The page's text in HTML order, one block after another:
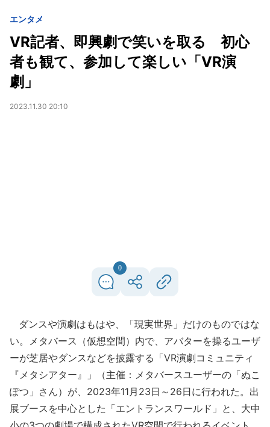
エンタメ
VR記者、即興劇で笑いを取る 初心
者も観て、参加して楽しい「VR演
劇」
2023.11.30 20:10
0
ダンスや演劇はもはや、「現実世界」だけのものではな
い。メタバース（仮想空間）内で、アバターを操るユーザ
ーが芝居やダンスなどを披露する「VR演劇コミュニティ
『メタシアター』」（主催：メタバースユーザーの「ぬこ
ぽつ」さん）が、2023年11月23日～26日に行われた。出
展ブースを中心とした「エントランスワールド」と、大中